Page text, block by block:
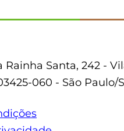
Rainha Santa, 242 -
060 - São Paulo/